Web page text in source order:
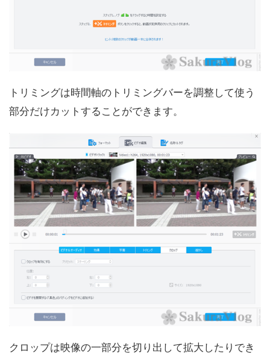
トリミングは時間軸のトリミングバーを調整して使う
部分だけカットすることができます。
クロップは映像の一部分を切り出して拡大したりでき